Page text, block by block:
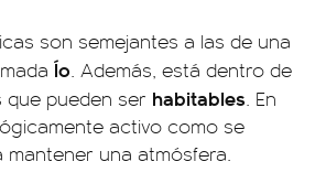
son semejantes a las de una
Ío. Además, está dentro de
que pueden ser habitables. En
activo como se
una atmósfera.